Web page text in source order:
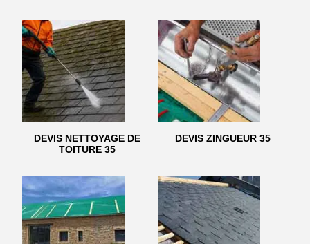
DEVIS NETTOYAGE DE
TOITURE 35
DEVIS ZINGUEUR 35